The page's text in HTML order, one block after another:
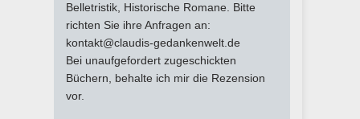
Belletristik, Historische Romane. Bitte
richten Sie ihre Anfragen an:
kontakt@claudis-gedankenwelt.de
Bei unaufgefordert zugeschickten
Büchern, behalte ich mir die Rezension
vor.